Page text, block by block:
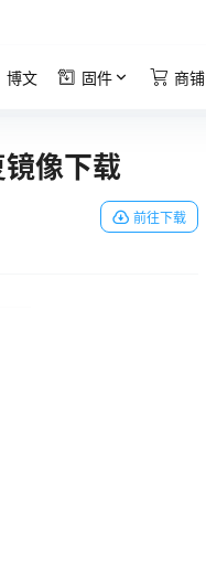
博文 固件 商铺
像下载
前往下载